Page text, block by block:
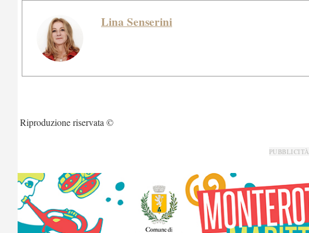
Lina Senserini
Riproduzione riservata ©
PUBBLICITÀ